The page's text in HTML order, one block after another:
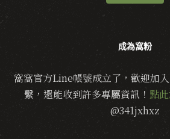
成為窩粉
窩窩官方Line帳號成立了，歡迎加
繫，還能收到許多專屬資訊！ 點
@341jxhxz